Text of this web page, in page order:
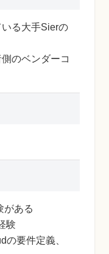
る大手Sierの
のベンダーコ
がある
験
要件定義、